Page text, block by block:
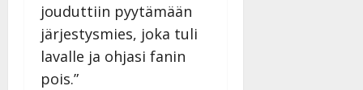
jouduttiin pyytämään
järjestysmies, joka tuli
lavalle ja ohjasi fanin
pois.”